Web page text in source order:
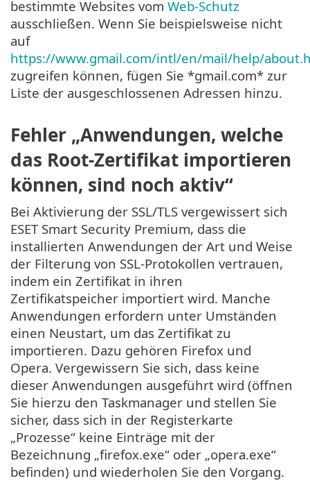
bestimmte Websites vom Web-Schutz
ausschließen. Wenn Sie beispielsweise nicht
auf
https://www.gmail.com/intl/en/mail/help/
zugreifen können, fügen Sie *gmail.com* zur
Liste der ausgeschlossenen Adressen hinzu.
Fehler „Anwendungen, welche
das Root-Zertifikat importieren
können, sind noch aktiv“
Bei Aktivierung der SSL/TLS vergewissert sich
ESET Smart Security Premium, dass die
installierten Anwendungen der Art und Weise
der Filterung von SSL-Protokollen vertrauen,
indem ein Zertifikat in ihren
Zertifikatspeicher importiert wird. Manche
Anwendungen erfordern unter Umständen
einen Neustart, um das Zertifikat zu
importieren. Dazu gehören Firefox und
Opera. Vergewissern Sie sich, dass keine
dieser Anwendungen ausgeführt wird (öffnen
Sie hierzu den Taskmanager und stellen Sie
sicher, dass sich in der Registerkarte
„Prozesse“ keine Einträge mit der
Bezeichnung „firefox.exe“ oder „opera.exe“
befinden) und wiederholen Sie den Vorgang.